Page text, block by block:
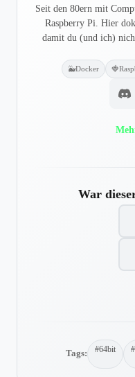
Seit den 80ern mit
Raspberry Pi. Hier
damit du (und ich)
🐳Docker 🍓
War
Tags: #64bit